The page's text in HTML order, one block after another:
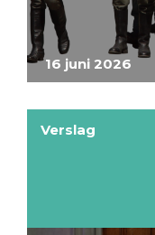
16 juni 2026
Verslag